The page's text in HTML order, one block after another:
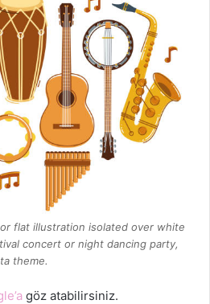
flat illustration isolated over white
concert or night dancing party,
theme.
göz atabilirsiniz.